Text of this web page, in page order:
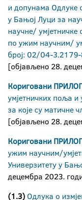
и допунама Одлуке
у Бањој Луци за
научне/
по ужим научним/
број: 02/04-
[објављено 28.
Кориговани
умјетничких поља
за које су матичне
[објављено 28.
Кориговани
ужим научним/
Универзитету у
децембра 2023.
(1.3) Одлука о